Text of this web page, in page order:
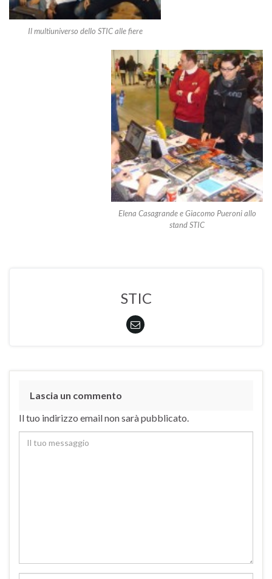
Il multiuniverso dello STIC alle fiere
Elena Casagrande e Giacomo Pueroni allo
stand STIC
STIC
Lascia un commento
Il tuo indirizzo email non sarà pubblicato.